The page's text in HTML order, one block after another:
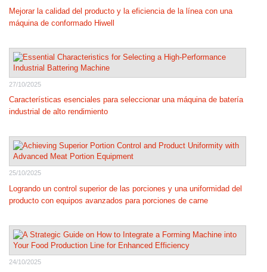
Mejorar la calidad del producto y la eficiencia de la línea con una
máquina de conformado Hiwell
27/10/2025
Características esenciales para seleccionar una máquina de batería
industrial de alto rendimiento
25/10/2025
Logrando un control superior de las porciones y una uniformidad del
producto con equipos avanzados para porciones de carne
24/10/2025